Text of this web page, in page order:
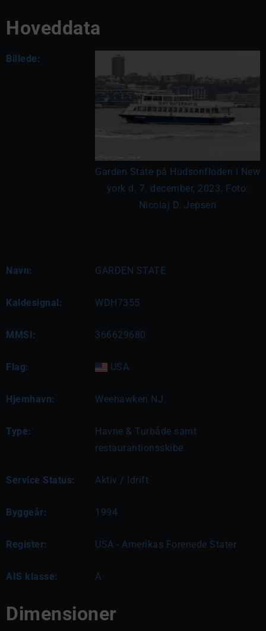
Hoveddata
Billede:
Garden State på Hudsonfloden i New
york d. 7. december, 2023. Foto:
Nicolaj D. Jepsen
Navn: GARDEN STATE
Kaldesignal: WDH7355
MMSI: 366629680
Flag: USA
Hjemhavn: Weehawken NJ
Type:
Havne & Turbåde samt
restaurantionsskibe
Service Status: Aktiv / Idrift
Byggeår: 1994
Register: USA - Amerikas Forenede Stater
AIS klasse: A
Dimensioner